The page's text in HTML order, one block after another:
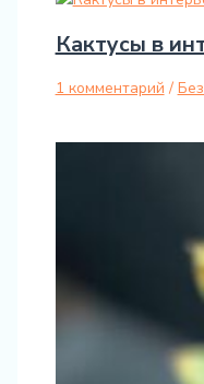
Кактусы в
1 комментарий /